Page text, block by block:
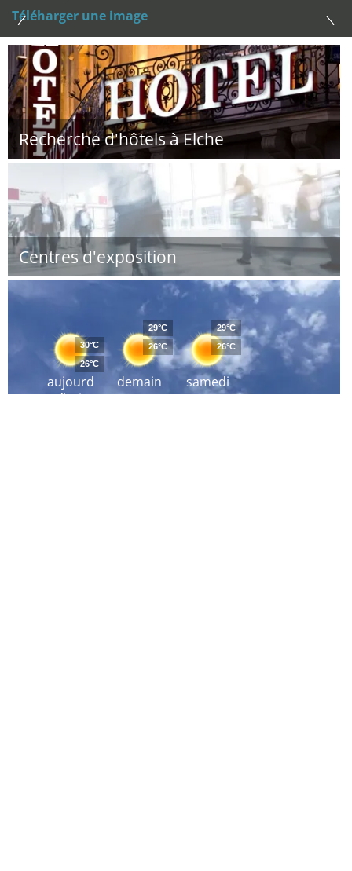
Téléharger une image
Recherche d'hôtels à Elche
Centres d'exposition
aujourd
´hui
30°C
26°C
demain
29°C
26°C
samedi
29°C
26°C